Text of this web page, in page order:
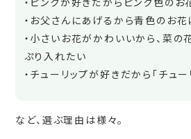
・お父さんにあげるから青色のお花
・小さいお花がかわいいから、菜の
ぷり入れたい
・チューリップが好きだから「チュー
など、選ぶ理由は様々。